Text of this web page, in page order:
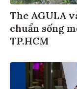
The AGULA
chuẩn sống
TP.HCM